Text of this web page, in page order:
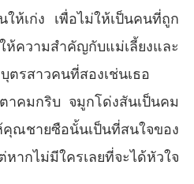
ให้เก่ง เพื่อไม่ให้เป็นคนที่ถูก
ความสำคัญกับแม่เลี้ยงและ
ตรสาวคนที่สองเช่นเธอ
าคมกริบ จมูกโด่งสันเป็นคม
ชายซือนั้นเป็นที่สนใจของ
ากไม่มีใครเลยที่จะได้หัวใจ